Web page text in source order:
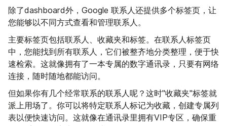
除了dashboard外，Google 联系人还提供多个标签页，让
您能够以不同方式查看和管理联系人。
主要标签页包括联系人、收藏夹和标签。在联系人标签页
中，您能找到所有联系人，它们被整齐地分类整理，便于快
速检索。这就像拥有了一本专属的数字通讯录，只要有网络
连接，随时随地都能访问。
但如果你有几个经常联系的联系人呢？这时"收藏夹"标签就
派上用场了。你可以将特定联系人标记为收藏，创建专属列
表以便快速访问。这就像在通讯录里拥有VIP专区，确保重